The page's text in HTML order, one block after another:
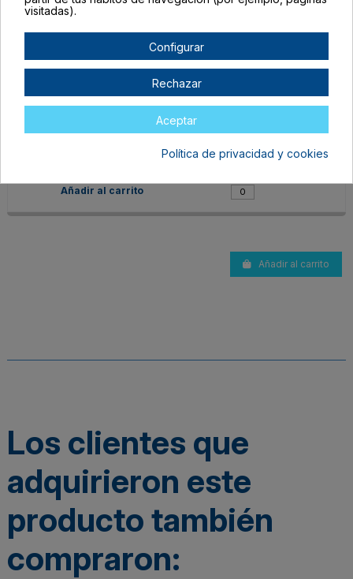
TALLA ÚNICA ADULTO
En stock
Añadir al carrito
Los clientes que
adquirieron este
producto también
compraron:
visitadas).
Configurar
Rechazar
Aceptar
Política de privacidad y cookies